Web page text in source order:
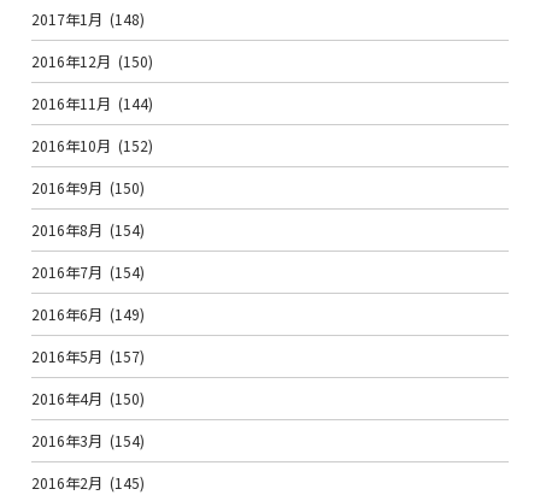
2017年1月 (148)
2016年12月 (150)
2016年11月 (144)
2016年10月 (152)
2016年9月 (150)
2016年8月 (154)
2016年7月 (154)
2016年6月 (149)
2016年5月 (157)
2016年4月 (150)
2016年3月 (154)
2016年2月 (145)